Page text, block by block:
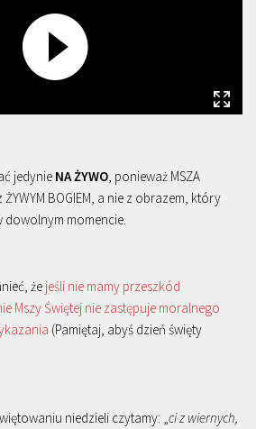
jedynie NA ŻYWO, ponieważ MSZA
ŻYWYM BOGIEM, a nie z obrazem, który
dowolnym momencie.
że jeśli nie mamy przeszkód
Mszy Świętej nie zastępuje moralnego
(Pamiętaj, abyś dzień święty
niedzieli czytamy: „ci z wiernych,